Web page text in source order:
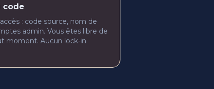
code
: code source, nom de
admin. Vous êtes libre de
moment. Aucun lock-in